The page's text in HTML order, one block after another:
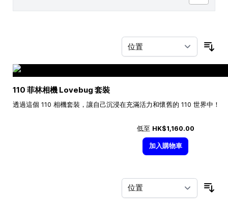
110 菲林相機 Lovebug 套裝
透過這個 110 相機套裝，讓自己沉浸在充滿活力和懷舊的 110 世界中！
低至 HK$1,160.00
加入購物車